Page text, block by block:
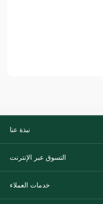
نبذة عنا
التسوق عبر الإنترنت
خدمات العملاء